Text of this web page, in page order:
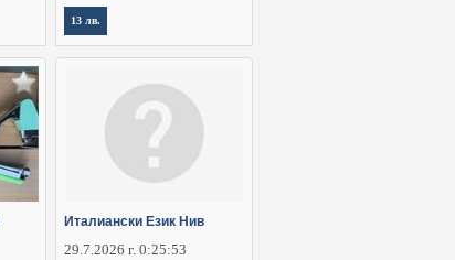
13 лв.
Италиански Език Нив
29.7.2026 г. 0:25:53